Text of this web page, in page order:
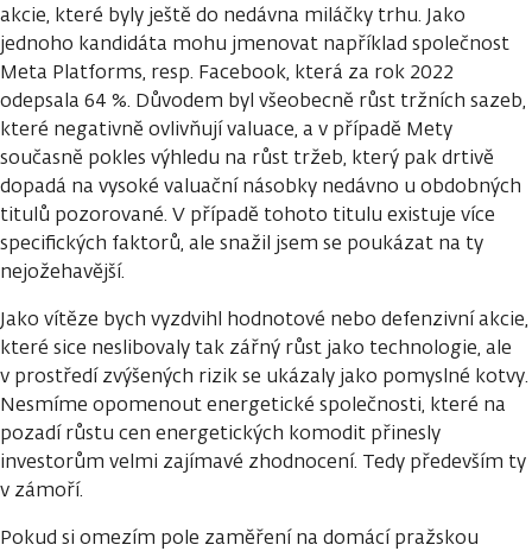
akcie, které byly ještě do nedávna miláčky trhu. Jako
jednoho kandidáta mohu jmenovat například společnost
Meta Platforms, resp. Facebook, která za rok 2022
odepsala 64 %. Důvodem byl všeobecně růst tržních sazeb,
které negativně ovlivňují valuace, a v případě Mety
současně pokles výhledu na růst tržeb, který pak drtivě
dopadá na vysoké valuační násobky nedávno u obdobných
titulů pozorované. V případě tohoto titulu existuje více
specifických faktorů, ale snažil jsem se poukázat na ty
nejožehavější.
Jako vítěze bych vyzdvihl hodnotové nebo defenzivní akcie,
které sice neslibovaly tak zářný růst jako technologie, ale
v prostředí zvýšených rizik se ukázaly jako pomyslné kotvy.
Nesmíme opomenout energetické společnosti, které na
pozadí růstu cen energetických komodit přinesly
investorům velmi zajímavé zhodnocení. Tedy především ty
v zámoří.
Pokud si omezím pole zaměření na domácí pražskou